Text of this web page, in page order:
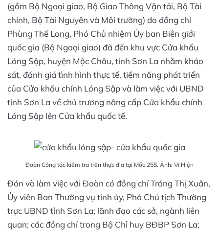
(gồm Bộ Ngoại giao, Bộ Giao Thông Vận tải, Bộ Tài
chính, Bộ Tài Nguyên và Môi trường) do đồng chí
Phùng Thế Long, Phó Chủ nhiệm Ủy ban Biên giới
quốc gia (Bộ Ngoại giao) đã đến khu vực Cửa khẩu
Lóng Sập, huyện Mộc Châu, tỉnh Sơn La nhằm khảo
sát, đánh giá tình hình thực tế, tiềm năng phát triển
của Cửa khẩu chính Lóng Sập và làm việc với UBND
tỉnh Sơn La về chủ trương nâng cấp Cửa khẩu chính
Lóng Sập lên Cửa khẩu quốc tế.
Đoàn Công tác kiểm tra trên thực địa tại Mốc 255. Ảnh: Vì Hiện
Đón và làm việc với Đoàn có đồng chí Tráng Thị Xuân,
Ủy viên Ban Thường vụ tỉnh ủy, Phó Chủ tịch Thường
trực UBND tỉnh Sơn La; lãnh đạo các sở, ngành liên
quan; các đồng chí trong Bộ Chỉ huy BĐBP Sơn La;